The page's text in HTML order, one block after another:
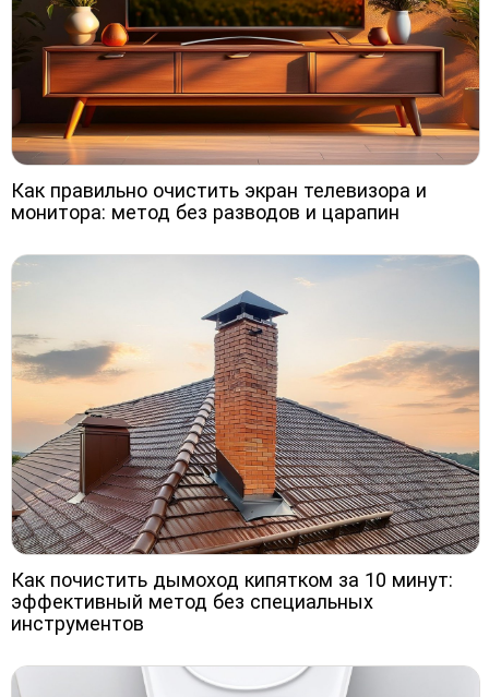
Как правильно очистить экран телевизора и
монитора: метод без разводов и царапин
Как почистить дымоход кипятком за 10 минут:
эффективный метод без специальных
инструментов